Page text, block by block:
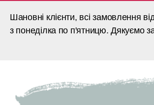
Шановні клієнти, всі замовлення
з понеділка по п'ятницю. Дякуємо
Пошук